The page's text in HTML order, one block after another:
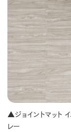
▲ジョイントマット
レー